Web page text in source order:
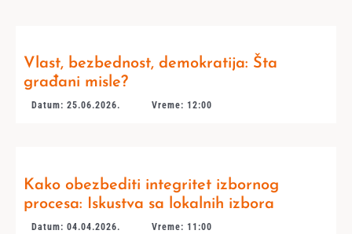
Vlast, bezbednost, demokratija: Šta
građani misle?
Datum: 25.06.2026. Vreme: 12:00
Kako obezbediti integritet izbornog
procesa: Iskustva sa lokalnih izbora
Datum: 04.04.2026. Vreme: 11:00